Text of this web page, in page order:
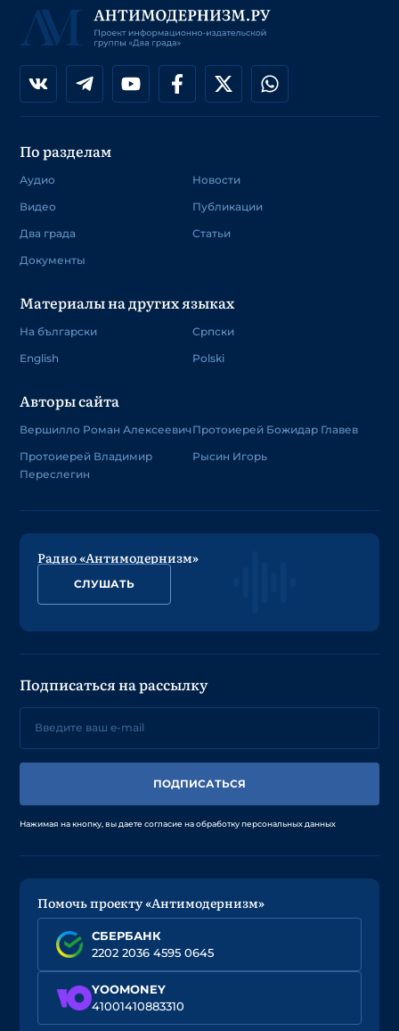
По разделам
Аудио
Видео
Два града
Документы
Новости
Публикации
Статьи
Материалы на других языках
На български
English
Српски
Polski
Авторы сайта
Вершилло Роман Алексеевич
Протоиерей Владимир
Переслегин
Протоиерей Божидар Главев
Рысин Игорь
Радио «Антимодернизм»
СЛУШАТЬ
Подписаться на рассылку
ПОДПИСАТЬСЯ
Нажимая на кнопку, вы даете согласие на обработку персональных данных
Помочь проекту «Антимодернизм»
СБЕРБАНК
2202 2036 4595 0645
YOOMONEY
41001410883310